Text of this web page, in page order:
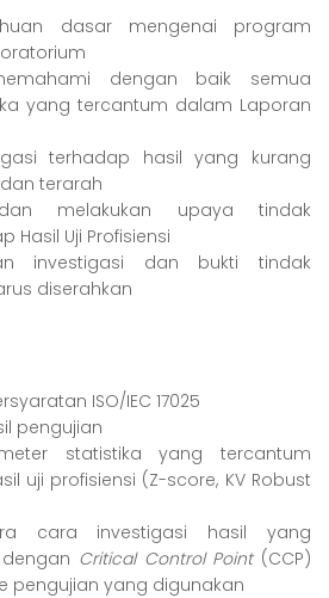
dasar mengenai program
dengan baik semua
yang tercantum dalam Laporan
terhadap hasil yang kurang
terarah
melakukan upaya tindak
Hasil Uji Profisiensi
investigasi dan bukti tindak
diserahkan
ISO/IEC 17025
pengujian
statistika yang tercantum
uji profisiensi (Z-score, KV Robust
cara investigasi hasil yang
Critical Control Point(CCP)
pengujian yang digunakan